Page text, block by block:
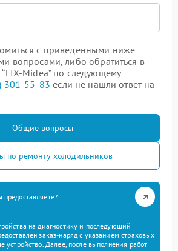
с приведенными ниже
вопросами, либо обратиться в
Midea” по следующему
301-55-83 если не нашли ответ на
Общие вопросы
по ремонту холодильников
на диагностику и последующий
заказ-наряд с указанием страховых
устройство. Далее, после выполнения работ